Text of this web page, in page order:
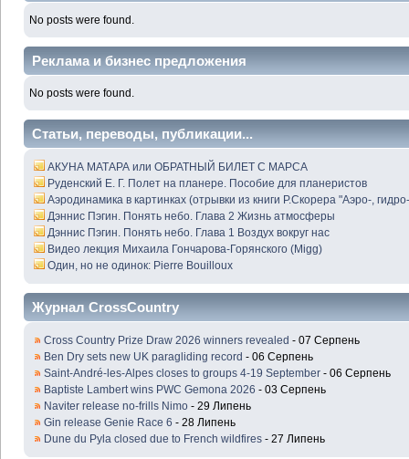
No posts were found.
Реклама и бизнес предложения
No posts were found.
Статьи, переводы, публикации...
АКУНА МАТАРА или ОБРАТНЫЙ БИЛЕТ С МАРСА
Руденский Е. Г. Полет на планере. Пособие для планеристов
Аэродинамика в картинках (отрывки из книги Р.Скорера "Аэро-,
Дэннис Пэгин. Понять небо. Глава 2 Жизнь атмосферы
Дэннис Пэгин. Понять небо. Глава 1 Воздух вокруг нас
Видео лекция Михаила Гончарова-Горянского (Migg)
Один, но не одинок: Pierre Bouilloux
Журнал CrossCountry
Cross Country Prize Draw 2026 winners revealed - 07 Серпень
Ben Dry sets new UK paragliding record - 06 Серпень
Saint-André-les-Alpes closes to groups 4-19 September - 06 Серпень
Baptiste Lambert wins PWC Gemona 2026 - 03 Серпень
Naviter release no-frills Nimo - 29 Липень
Gin release Genie Race 6 - 28 Липень
Dune du Pyla closed due to French wildfires - 27 Липень